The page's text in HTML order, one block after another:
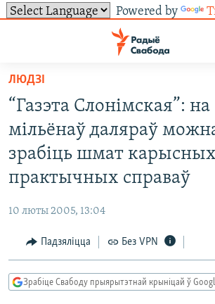
Powered by
ўнівэрсальнага
доступу
Перайсьці
галоўнага
зьместу
Перайсьці
да
галоўнай
Перайсьці
да
пошуку
НАВІНЫ
ВІДЭА І ФОТА
ВАЙНА
БЕЛАРУСЫ НА ВАЙНЕ
ТЭСТЫ
КНІГІ
АЎДЫЁКНІГІ
СУВЯЗЬ
FACEBOOK
TWITTER
САЧЫЦЕ ЗА АБНАЎЛЕНЬНЯМІ
ЛЮДЗІ
“Газэта Слонімская”: на
мільёнаў даляраў
зрабіць шмат
практычных справаў
10 люты 2005, 13:04
Падзяліцца Без VPN
Зрабіце Свабоду прыярытэтнай крыніцай ў